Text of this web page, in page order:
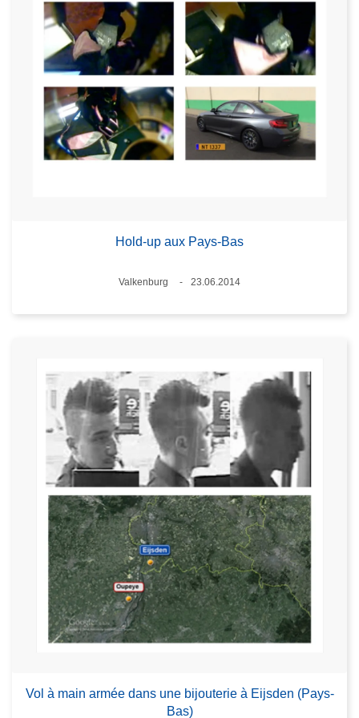
Hold-up aux Pays-Bas
Standort
Valkenburg
23.06.2014
Vol à main armée dans une bijouterie à Eijsden (Pays-
Bas)